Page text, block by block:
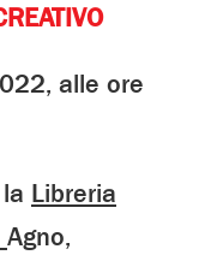
alle ore
Libreria
Agno,